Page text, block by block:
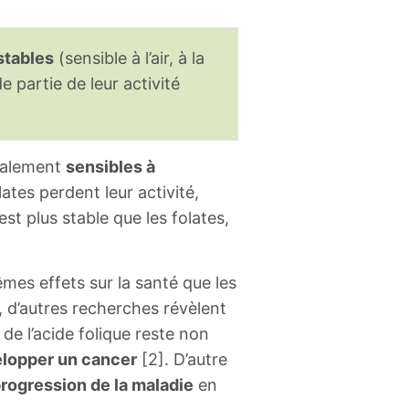
(sensible à l’air, à la
partie de leur activité
sensibles à
perdent leur activité,
plus stable que les folates,
effets sur la santé que les
recherches révèlent
l’acide folique reste non
un cancer [2]. D’autre
de la maladie en